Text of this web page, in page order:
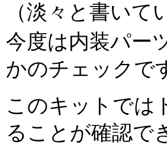
（淡々と書い
今度は内装パー
かのチェックで
このキットでは
ることが確認で